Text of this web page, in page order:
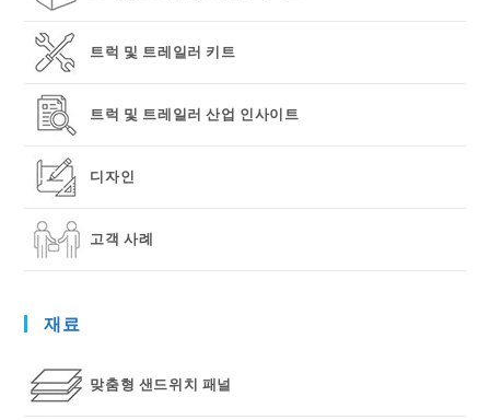
트럭 및 트레일러 키트
트럭 및 트레일러 산업 인사이트
디자인
고객 사례
재료
맞춤형 샌드위치 패널